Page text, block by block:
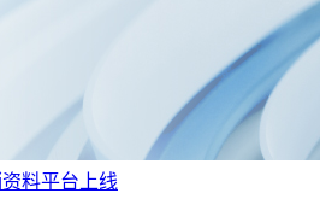
料平台上线